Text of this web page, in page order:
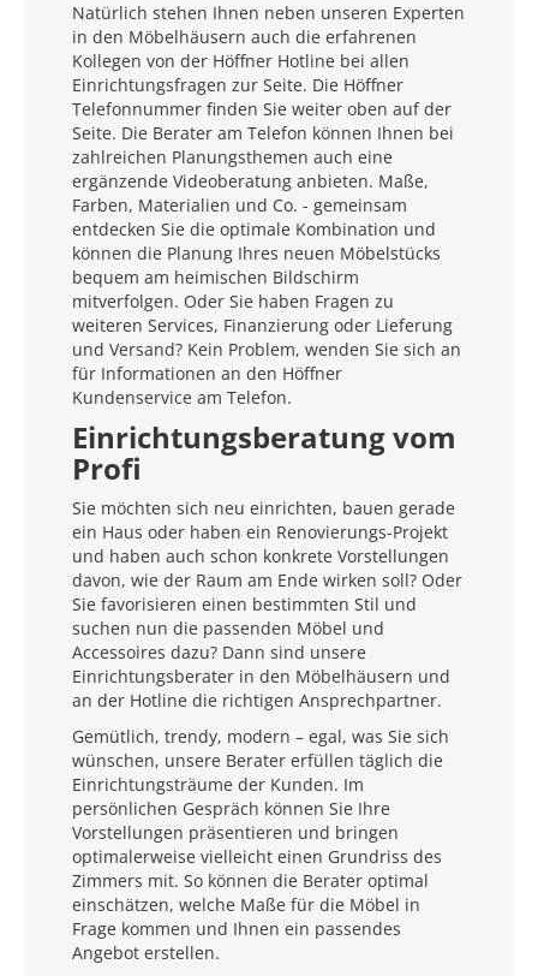
Natürlich stehen Ihnen neben unseren Experten
in den Möbelhäusern auch die erfahrenen
Kollegen von der Höffner Hotline bei allen
Einrichtungsfragen zur Seite. Die Höffner
Telefonnummer finden Sie weiter oben auf der
Seite. Die Berater am Telefon können Ihnen bei
zahlreichen Planungsthemen auch eine
ergänzende Videoberatung anbieten. Maße,
Farben, Materialien und Co. - gemeinsam
entdecken Sie die optimale Kombination und
können die Planung Ihres neuen Möbelstücks
bequem am heimischen Bildschirm
mitverfolgen. Oder Sie haben Fragen zu
weiteren Services, Finanzierung oder Lieferung
und Versand? Kein Problem, wenden Sie sich an
für Informationen an den Höffner
Kundenservice am Telefon.
Einrichtungsberatung vom
Profi
Sie möchten sich neu einrichten, bauen gerade
ein Haus oder haben ein Renovierungs-Projekt
und haben auch schon konkrete Vorstellungen
davon, wie der Raum am Ende wirken soll? Oder
Sie favorisieren einen bestimmten Stil und
suchen nun die passenden Möbel und
Accessoires dazu? Dann sind unsere
Einrichtungsberater in den Möbelhäusern und
an der Hotline die richtigen Ansprechpartner.
Gemütlich, trendy, modern – egal, was Sie sich
wünschen, unsere Berater erfüllen täglich die
Einrichtungsträume der Kunden. Im
persönlichen Gespräch können Sie Ihre
Vorstellungen präsentieren und bringen
optimalerweise vielleicht einen Grundriss des
Zimmers mit. So können die Berater optimal
einschätzen, welche Maße für die Möbel in
Frage kommen und Ihnen ein passendes
Angebot erstellen.